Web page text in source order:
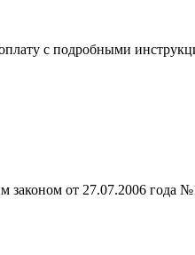
с подробными
законом от 27.07.2006 года